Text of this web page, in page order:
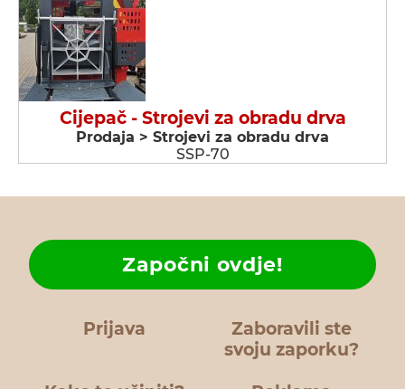
Cijepač - Strojevi za obradu drva
Prodaja > Strojevi za obradu drva
SSP-70
Prijava
Zaboravili ste
svoju zaporku?
Započni ovdje!